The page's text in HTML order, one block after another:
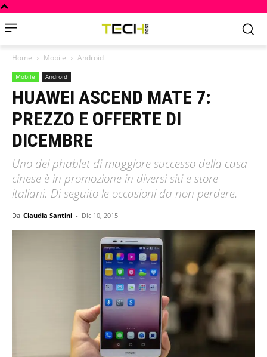
Home Mobile Android
Mobile Android
HUAWEI ASCEND MATE 7:
PREZZO E OFFERTE DI
DICEMBRE
Uno dei phablet di maggiore successo della casa
cinese è in promozione in diversi siti e store
italiani. Di seguito le occasioni da non perdere.
Da Claudia Santini - Dic 10, 2015